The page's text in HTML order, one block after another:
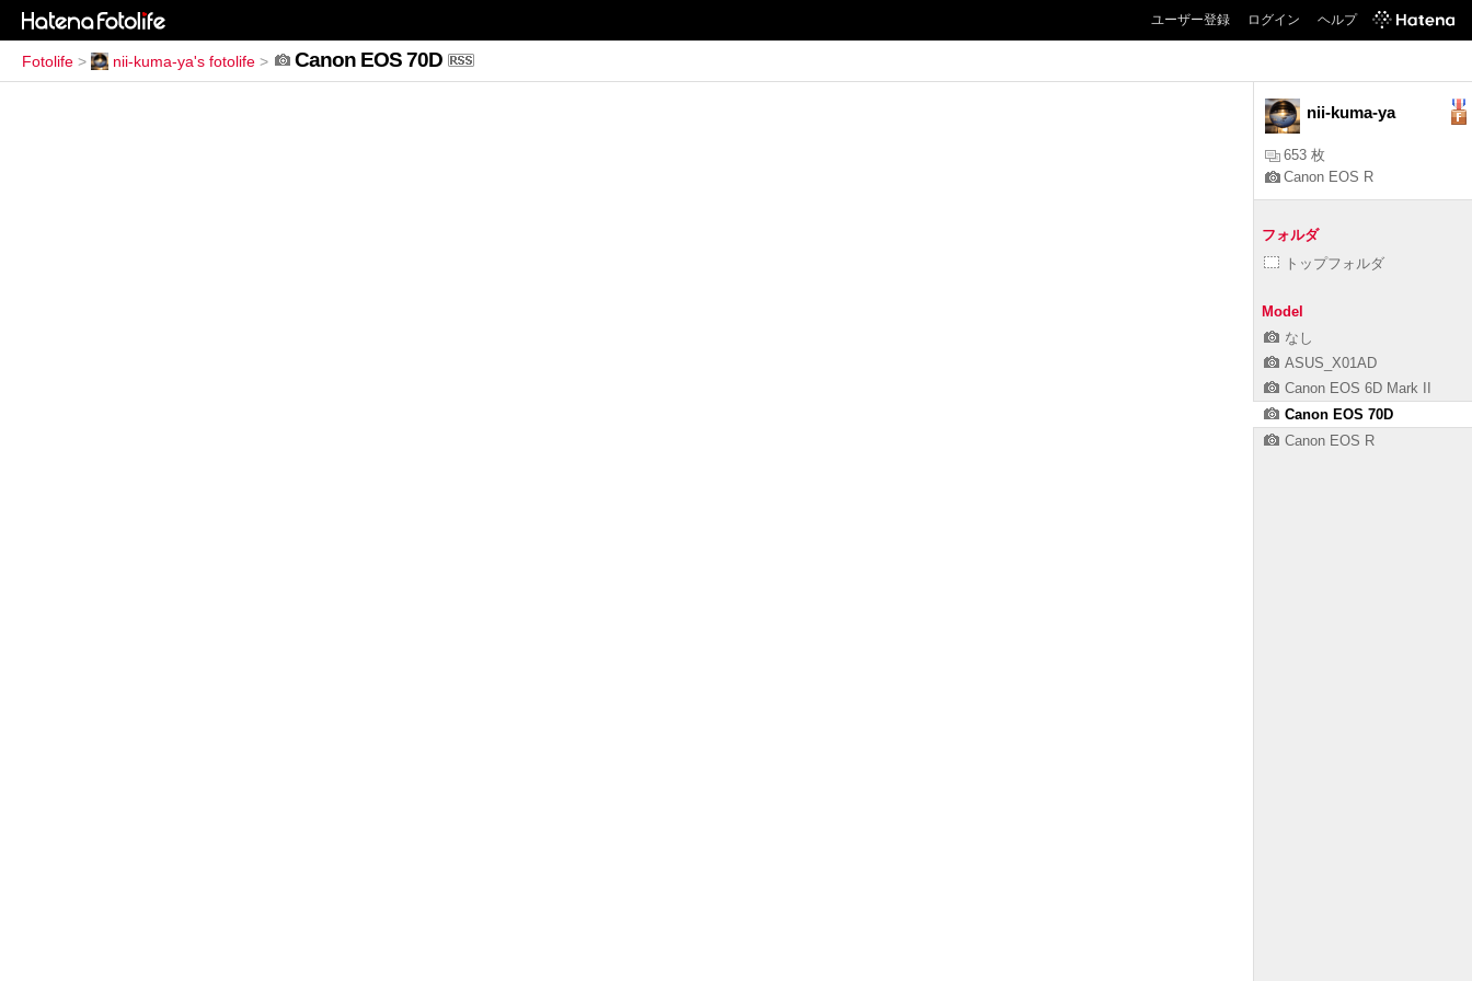
ユーザー登録 ログイン ヘルプ
Fotolife > nii-kuma-ya's fotolife > Canon EOS 70D
nii-kuma-ya
653 枚
Canon EOS R
フォルダ
トップフォルダ
Model
なし
ASUS_X01AD
Canon EOS 6D Mark II
Canon EOS 70D
Canon EOS R